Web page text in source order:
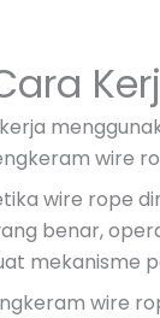
wire
wire rope
benar,
mekanisme
wire